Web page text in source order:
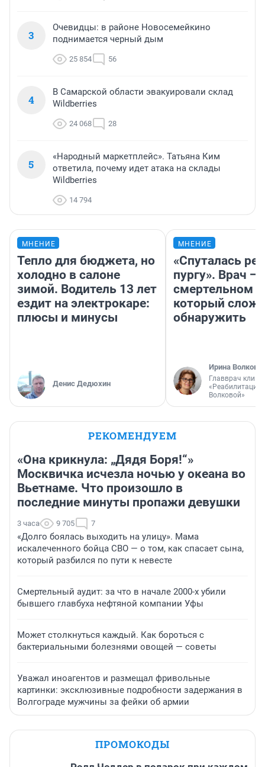
3
Очевидцы: в районе Новосемейкино
поднимается черный дым
25 854 56
4
В Самарской области эвакуировали склад
Wildberries
24 068 28
5
«Народный маркетплейс». Татьяна Ким
ответила, почему идет атака на склады
Wildberries
14 794
МНЕНИЕ
Тепло для бюджета, но
холодно в салоне
зимой. Водитель 13 лет
ездит на электрокаре:
плюсы и минусы
Денис Дедюхин
МНЕНИЕ
«Спуталась
пургу». Врач —
смертельном
который
обнаружить
Ирина Волкова
Главврач
«Реабилитация
Волковой»
РЕКОМЕНДУЕМ
«Она крикнула: „Дядя Боря!“»
Москвичка исчезла ночью у океана во
Вьетнаме. Что произошло в
последние минуты пропажи девушки
3 часа 9 705 7
«Долго боялась выходить на улицу». Мама
искалеченного бойца СВО — о том, как спасает сына,
который разбился по пути к невесте
Смертельный аудит: за что в начале 2000-х убили
бывшего главбуха нефтяной компании Уфы
Может столкнуться каждый. Как бороться с
бактериальными болезнями овощей — советы
Уважал иноагентов и размещал фривольные
картинки: эксклюзивные подробности задержания в
Волгограде мужчины за фейки об армии
ПРОМОКОДЫ